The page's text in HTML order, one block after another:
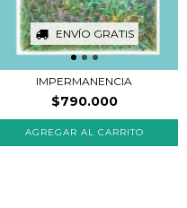
ENVÍO GRATIS
IMPERMANENCIA
$790.000